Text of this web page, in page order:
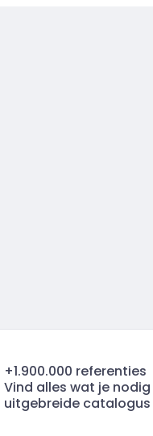
+1.900.000 referenties
Vind alles wat je
uitgebreide catalogus